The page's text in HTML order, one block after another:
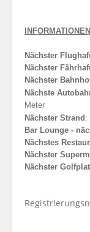
Nächster
Nächster
Nächster
Nächste
Meter
Nächster Strand :
Bar Lounge -
Nächstes
Nächster
Nächster